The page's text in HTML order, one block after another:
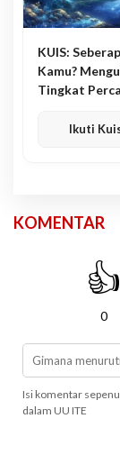
KUIS:
Kamu?
Tingkat
Ikuti
KOMENTAR
👍
0
Isi komentar
dalam UU ITE